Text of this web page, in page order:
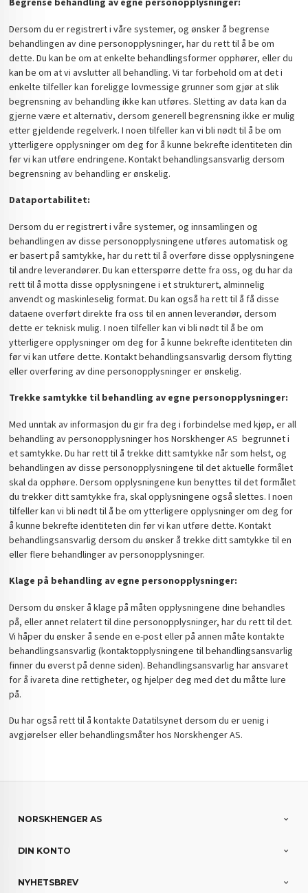
Dersom du er registrert i våre systemer, og ønsker å begrense
behandlingen av dine personopplysninger, har du rett til å be om
dette. Du kan be om at enkelte behandlingsformer opphører, eller du
kan be om at vi avslutter all behandling. Vi tar forbehold om at det i
enkelte tilfeller kan foreligge lovmessige grunner som gjør at slik
begrensning av behandling ikke kan utføres. Sletting av data kan da
gjerne være et alternativ, dersom generell begrensning ikke er mulig
etter gjeldende regelverk. I noen tilfeller kan vi bli nødt til å be om
ytterligere opplysninger om deg for å kunne bekrefte identiteten din
før vi kan utføre endringene. Kontakt behandlingsansvarlig dersom
begrensning av behandling er ønskelig.
Dataportabilitet:
Dersom du er registrert i våre systemer, og innsamlingen og
behandlingen av disse personopplysningene utføres automatisk og
er basert på samtykke, har du rett til å overføre disse opplysningene
til andre leverandører. Du kan etterspørre dette fra oss, og du har da
rett til å motta disse opplysningene i et strukturert, alminnelig
anvendt og maskinleselig format. Du kan også ha rett til å få disse
dataene overført direkte fra oss til en annen leverandør, dersom
dette er teknisk mulig. I noen tilfeller kan vi bli nødt til å be om
ytterligere opplysninger om deg for å kunne bekrefte identiteten din
før vi kan utføre dette. Kontakt behandlingsansvarlig dersom flytting
eller overføring av dine personopplysninger er ønskelig.
Trekke samtykke til behandling av egne personopplysninger:
Med unntak av informasjon du gir fra deg i forbindelse med kjøp, er all
behandling av personopplysninger hos Norskhenger AS begrunnet i
et samtykke. Du har rett til å trekke ditt samtykke når som helst, og
behandlingen av disse personopplysningene til det aktuelle formålet
skal da opphøre. Dersom opplysningene kun benyttes til det formålet
du trekker ditt samtykke fra, skal opplysningene også slettes. I noen
tilfeller kan vi bli nødt til å be om ytterligere opplysninger om deg for
å kunne bekrefte identiteten din før vi kan utføre dette. Kontakt
behandlingsansvarlig dersom du ønsker å trekke ditt samtykke til en
eller flere behandlinger av personopplysninger.
Klage på behandling av egne personopplysninger:
Dersom du ønsker å klage på måten opplysningene dine behandles
på, eller annet relatert til dine personopplysninger, har du rett til det.
Vi håper du ønsker å sende en e-post eller på annen måte kontakte
behandlingsansvarlig (kontaktopplysningene til behandlingsansvarlig
finner du øverst på denne siden). Behandlingsansvarlig har ansvaret
for å ivareta dine rettigheter, og hjelper deg med det du måtte lure
på.
Du har også rett til å kontakte Datatilsynet dersom du er uenig i
avgjørelser eller behandlingsmåter hos Norskhenger AS.
NORSKHENGER AS
DIN KONTO
NYHETSBREV